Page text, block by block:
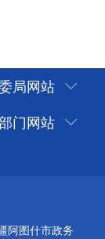
局网站
门网站
阿图什市政务